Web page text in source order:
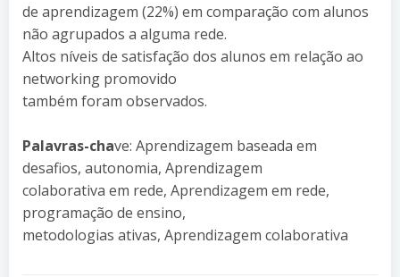
de aprendizagem (22%) em comparação com alunos
não agrupados a alguma rede.
Altos níveis de satisfação dos alunos em relação ao
networking promovido
também foram observados.
Palavras-chave: Aprendizagem baseada em
desafios, autonomia, Aprendizagem
colaborativa em rede, Aprendizagem em rede,
programação de ensino,
metodologias ativas, Aprendizagem colaborativa